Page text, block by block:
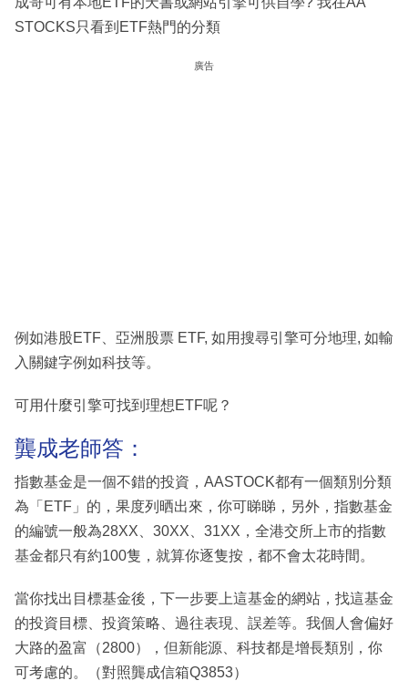
STOCKS只看到ETF熱門的分類
廣告
例如港股ETF、亞洲股票 ETF, 如用搜尋引擎可分地理, 如輸
入關鍵字例如科技等。
可用什麼引擎可找到理想ETF呢？
龔成老師答：
指數基金是一個不錯的投資，AASTOCK都有一個類別分類
為「ETF」的，果度列晒出來，你可睇睇，另外，指數基金
的編號一般為28XX、30XX、31XX，全港交所上市的指數
基金都只有約100隻，就算你逐隻按，都不會太花時間。
當你找出目標基金後，下一步要上這基金的網站，找這基金
的投資目標、投資策略、過往表現、誤差等。我個人會偏好
大路的盈富（2800），但新能源、科技都是增長類別，你
可考慮的。（對照龔成信箱Q3853）